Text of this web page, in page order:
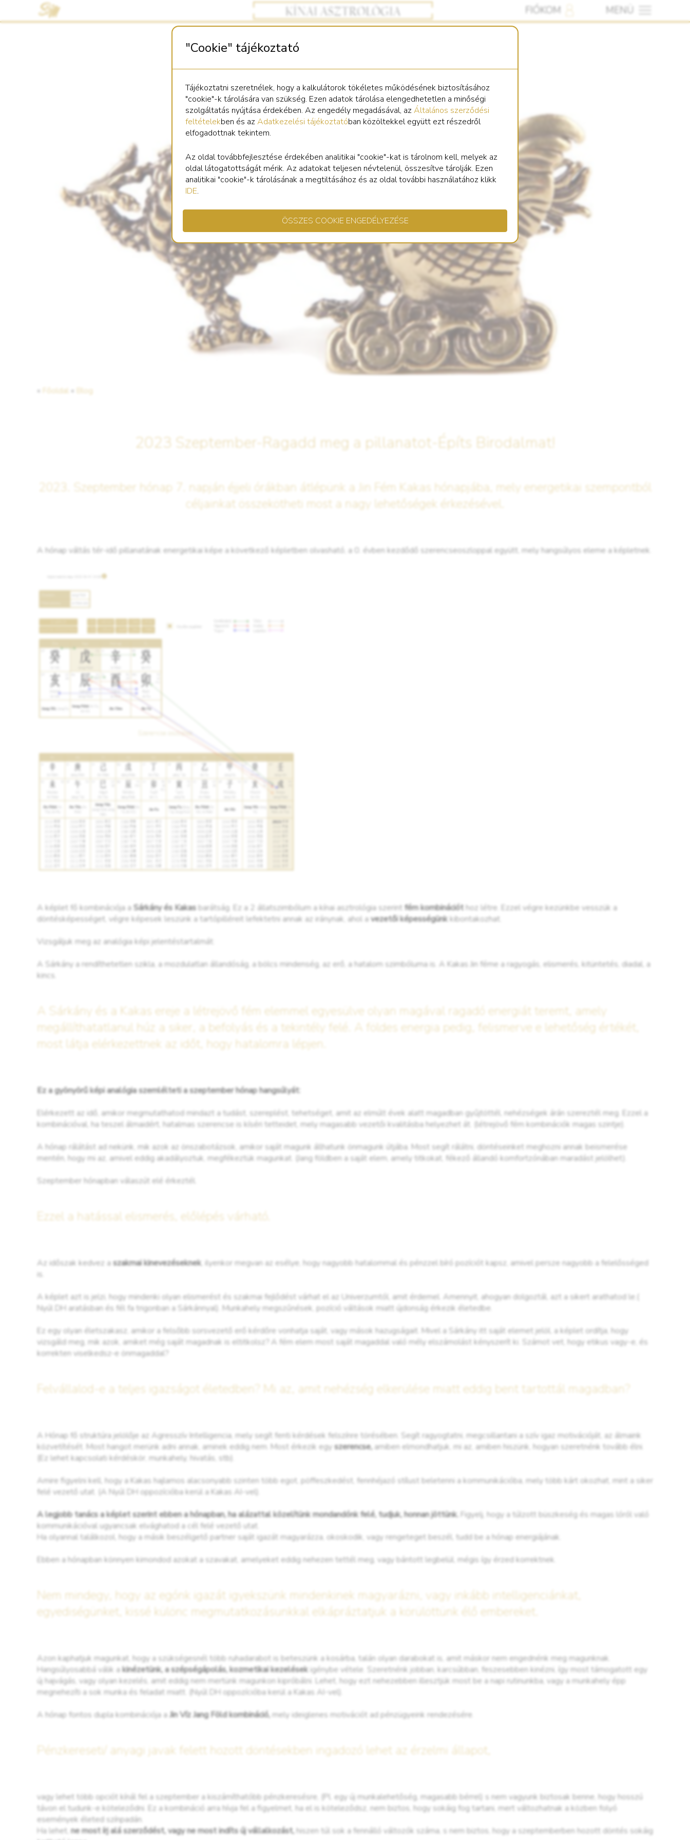
"Cookie" tájékoztató
Tájékoztatni szeretnélek, hogy a kalkulátorok tökéletes működésének biztosításához
"cookie"-k tárolására van szükség. Ezen adatok tárolása elengedhetetlen a minőségi
szolgáltatás nyújtása érdekében. Az engedély megadásával, azÁltalános szerződési
feltételekben és azAdatkezelési tájékoztatóban közöltekkel együtt ezt részedről
elfogadottnak tekintem.
Az oldal továbbfejlesztése érdekében analitikai "cookie"-kat is tárolnom kell, melyek az
oldal látogatottságát mérik. Az adatokat teljesen névtelenül, összesítve tárolják. Ezen
analitikai "cookie"-k tárolásának a megtiltásához és az oldal további használatához klikk
IDE.
ÖSSZES COOKIE ENGEDÉLYEZÉSE
FIÓKOM MENÜ
« Főoldal « Blog
2023 Szeptember-Ragadd meg a pillanatot-Építs Birodalmat!
2023. Szeptember hónap 7. napján éjjeli órákban átlépünk a Jin Fém Kakas hónapjába, mely energetikai szempontból
céljainkat összekötheti most a nagy lehetőségek érkezésével.
A hónap váltás tér-idő pillanatának energetikai képe a következő képletben olvasható, a 0. évben kezdődő szerencseoszloppal együtt, mely hangsúlyos eleme a képletnek.
A képlet fő kombinációja a Sárkány és Kakasbarátság. Ez a 2 állatszimbólum a kínai asztrológia szerint fém kombinációt hoz létre. Ezzel végre kezünkbe vesszük a
döntésképességet, végre képesek leszünk a tartópilléreit lefektetni annak az iránynak, ahol avezetői képességünkkibontakozhat.
Vizsgáljuk meg az analógia képi jelentéstartalmát:
A Sárkány a rendíthetetlen szikla, a mozdulatlan állandóság, a bölcs mindenség, az erő, a hatalom szimbóluma is. A Kakas Jin féme a ragyogás, elismerés, kitüntetés, diadal, a
kincs.
A Sárkány és a Kakas ereje a létrejövő fém elemmel egyesülve olyan magával ragadó energiát teremt, amely
megállíthatatlanul húz a siker, a befolyás és a tekintély felé. A földes energia pedig, felismerve e lehetőség értékét,
most látja elérkezettnek az időt, hogy hatalomra lépjen.
Ez a gyönyörű képi analógia szemlélteti a szeptember hónap hangsúlyát:
Elérkezett az idő, amikor megmutathatod mindazt a tudást, szereplést, tehetséget, amit az elmúlt évek alatt magadban gyűjtöttél, nehézségek árán szereztél meg. Ezzel a
kombinációval, ha teszel álmaidért, hatalmas szerencse is kíséri tetteidet, mely magasabb vezetői kvalitásba helyezhet át. (létrejövő fém kombinációk magas szintje).
A hónap rálátást ad nekünk, mik azok az önszabotázsok, amikor saját magunk állhatunk önmagunk útjába. Most segít rálátni, döntéseinket meghozni annak beismerése
mentén, hogy mi az, amivel eddig akadályoztuk, megfékeztük magunkat. (Jang földben a saját elem, amely titkokat, fékező állandó komfortzónában maradást jelölhet).
Szeptember hónapban válaszút elé érkeztél.
Ezzel a hatással elismerés, előlépés várható.
Az időszak kedvez aszakmai kinevezéseknek , ilyenkor megvan az esélye, hogy nagyobb hatalommal és pénzzel bíró pozíciót kapsz, amivel persze nagyobb a felelősséged
is.
A képlet azt is jelzi, hogy mindenki olyan elismerést és szakmai fejlődést várhat el az Univerzumtól, amit érdemel. Amennyit, ahogyan dolgoztál, azt a sikert arathatod le.(
Nyúl DH aratásban és fél fa trigonban a Sárkánnyal). Munkahely megszűnések, pozíció váltások miatt újdonság érkezik életedbe.
Ez egy olyan életszakasz, amikor a felsőbb sorsvezető erő kérdőre vonhatja saját, vagy mások hazugságait. Mivel a Sárkány itt saját elemet jelöl, a képlet ordítja, hogy
vizsgáld meg, mik azok, amiket még saját magadnak is eltitkolsz? A fém elem most saját magaddal való mély elszámolást kényszerít ki. Számot vet, hogy etikus vagy-e, és
korrekten viselkedsz-e önmagaddal?
Felvállalod-e a teljes igazságot életedben? Mi az, amit nehézség elkerülése miatt eddig bent tartottál magadban?
A Hónap fő struktúra jelölője az Agresszív Intelligencia, mely segít fenti kérdések felszínre törésében. Segít ragyogtatni, megcsillantani a szív igaz motivációját, az álmaink
közvetítését. Most hangot merünk adni annak, aminek eddig nem. Most érkezik egy szerencse, amiben elmondhatjuk, mi az, amiben hiszünk, hogyan szeretnénk tovább élni.
(Ez lehet kapcsolati kérdéskör, munkahely, hivatás, stb).
Amire figyelni kell, hogy a Kakas hajlamos alacsonyabb szinten több egot, pöffeszkedést, fennhéjazó stílust beletenni a kommunikációba, mely több kárt okozhat, mint a siker
felé vezető utat. (A Nyúl DH oppozícióba kerül a Kakas AI-vel).
A legjobb tanács a képlet szerint ebben a hónapban, ha alázattal közelítünk mondandónk felé, tudjuk, honnan jöttünk. Figyelj, hogy a túlzott büszkeség és magas lóról való
kommunikációval ugyancsak elvághatod a cél felé vezető utat.
Ha olyannal találkozol, hogy a másik beszélgető partner saját igazát magyarázza, okoskodik, vagy rengeteget beszél, tudd be a hónap energiájának.
Ebben a hónapban könnyen kimondod azokat a szavakat, amelyeket eddig nehezen tettél meg, vagy bántott legbelül, mégis így érzed korrektnek.
Nem mindegy, hogy az egónk igazát igyekszünk mindenkinek magyarázni, vagy inkább intelligenciánkat,
egyediségünket, kissé különc megmutatkozásunkkal elkápráztatjuk a körülöttünk élő embereket.
Azon kaphatjuk magunkat, hogy a szükségesnél több ruhadarabot is beteszünk a kosárba, talán olyan darabokat is, amit máskor nem engednénk meg magunknak.
Hangsúlyosabbá válik akinézetünk, a szépségápolás, kozmetikai kezelések igénybe vétele. Szeretnénk jobban, karcsúbban, feszesebben kinézni, így most támogatott egy
új hajvágás, vagy olyan kezelés, amit eddig nem mertünk magunkon kipróbálni. Lehet, hogy ezt nehezebben illesztjük most be a napi rutinunkba, vagy a munkahely épp
megnehezíti a sok munka és feladat miatt. (Nyúl DH oppozícióba kerül a Kakas AI-vel).
A hónap fontos dupla kombinációja a Jin Víz Jang Föld kombináció, mely ideiglenes motivációt ad pénzügyeink rendezésére.
Pénzkereseti/ anyagi javak felett hozott döntésekben ingadozó lehet az érzelmi állapot,
vagy lehet több opciót kínál fel a szeptember a kiszámíthatóbb pénzkeresésre, (Pl. egy új munkalehetőség, magasabb bérrel) s nem vagyunk biztosak benne, hogy hosszú
távon el tudunk-e köteleződni. Ez a kombináció arra hívja fel a figyelmet, ha el is köteleződsz, nem biztos, hogy sokáig fog tartani, mert változhatnak a közben folyó
események életed színpadán.
Ha lehet,ne most írj alá szerződést, vagy ne most indíts új vállalkozást, hiszen túl sok a fennálló változók száma, s nem biztos, hogy a szeptemberben hozott döntés sokáig